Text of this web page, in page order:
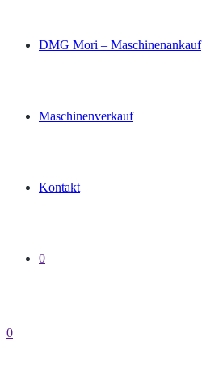
DMG Mori – Maschinenankauf
Maschinenverkauf
Kontakt
0
0